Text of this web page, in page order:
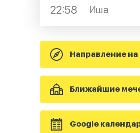
22:58 Иша
Направление на
Ближайшие
Google